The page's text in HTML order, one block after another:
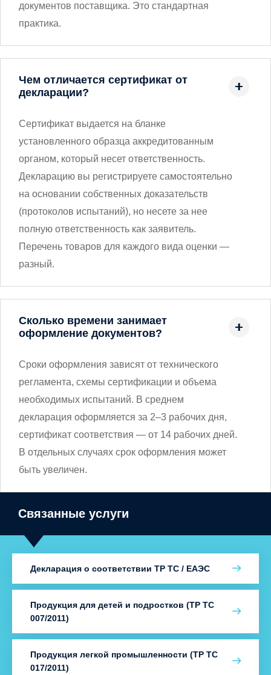
документов поставщика. Это стандартная
практика.
Чем отличается сертификат от
декларации?
Сертификат выдается на бланке
установленного образца аккредитованным
органом, который несет ответственность.
Декларацию вы регистрируете самостоятельно
на основании собственных доказательств
(протоколов испытаний), но несете за нее
полную ответственность как заявитель.
Перечень товаров для каждого вида оценки —
разный.
Сколько времени занимает
оформление документов?
Сроки оформления зависят от технического
регламента, схемы сертификации и объема
необходимых испытаний. В среднем
декларация оформляется за 2–3 рабочих дня,
сертификат соответствия — от 14 рабочих дней.
В отдельных случаях срок оформления может
быть увеличен.
Связанные услуги
Декларация о соответствии ТР ТС / ЕАЭС
Продукция для детей и подростков (ТР ТС
007/2011)
Продукция легкой промышленности (ТР ТС
017/2011)